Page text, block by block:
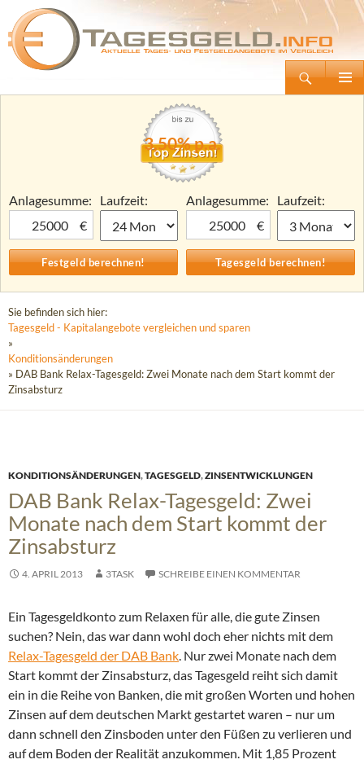
Tagesgeld.info – Tagesgeldkonten vergleichen und Tagesgeld-Zinsen berechnen
Zum
3,50% p.a.
Anlagesumme:
€
Laufzeit:
Anlagesumme:
€
Laufzeit:
Sie befinden sich hier:
Tagesgeld - Kapitalangebote vergleichen und sparen
»
Konditionsänderungen
» DAB Bank Relax-Tagesgeld: Zwei Monate nach dem Start kommt der
Zinsabsturz
KONDITIONSÄNDERUNGEN,TAGESGELD,ZINSENTWICKLUNGEN
DAB Bank Relax-Tagesgeld: Zwei
Monate nach dem Start kommt der
Zinsabsturz
4. APRIL 2013 3TASK SCHREIBE EINEN KOMMENTAR
Ein Tagesgeldkonto zum Relaxen für alle, die gute Zinsen
suchen? Nein, das war dann wohl doch eher nichts mit dem
Relax-Tagesgeld der DAB Bank. Nur zwei Monate nach dem
Start kommt der Zinsabsturz, das Tagesgeld reiht sich damit
ein in die Reihe von Banken, die mit großen Worten und hohen
Zinsen auf dem deutschen Markt gestartet waren – nur um
dann schnell den Zinsboden unter den Füßen zu verlieren und
auf dem Boden der Realität anzukommen. Mit 1,85 Prozent